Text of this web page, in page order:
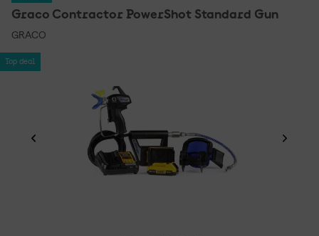
Graco Contractor PowerShot Standard Gun
GRACO
Top deal